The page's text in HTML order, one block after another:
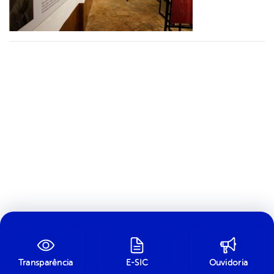
Transparência E-SIC Ouvidoria